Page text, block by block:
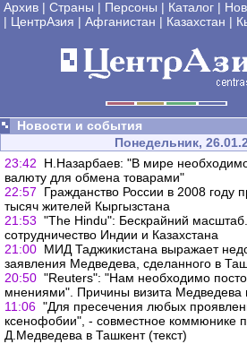
Архив | Страны | Персоны | Каталог |
| ЦентрАзия | Афганистан | Казахстан |
Новости и события
Понедельник,
23:42
Н.Назарбаев: "В мире
валюту для обмена товарами"
22:57
Гражданство России в 2008 году
тысяч жителей Кыргызстана
21:53 "The Hindu": Бескрайний масштаб.
сотрудничество Индии и Казахстана
21:00 МИД Таджикистана выражает
заявления Медведева, сделанного в
20:50 "Reuters": "Нам необходимо
мнениями". Причины визита Медведева
11:06 "Для пресечения любых
ксенофобии", - совместное коммюнике
Д.Медведева в Ташкент (текст)